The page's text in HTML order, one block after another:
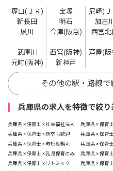
塚口(ＪＲ) 宝塚 尼崎(Ｊ
新長田
明石 加古川
夙川
今津(阪急) 西宮北
武庫川
西宮(阪神) 芦屋(阪
元町(阪神)
新神戸
その他の駅・路線で
兵庫県の求人を特徴で絞り
兵庫県 × 保育士 × 社会福祉法人
兵庫県 × 保育
兵庫県 × 保育士 × 新卒も歓迎
兵庫県 × 保育
兵庫県 × 保育士 × 時短勤務可
兵庫県 × 保育
兵庫県 × 保育士 × 乳児保育のみ
兵庫県 × 保育
兵庫県 × 保育士 × リトミック
兵庫県 × 保育